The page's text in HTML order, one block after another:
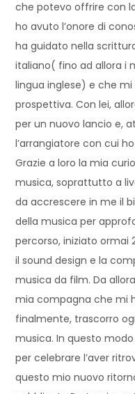
che potevo offrire con
ho avuto l’onore di
ha guidato nella
italiano( fino ad allora i
lingua inglese) e che
prospettiva. Con lei,
per un nuovo lancio e,
l’arrangiatore con cui
Grazie a loro la mia
musica, soprattutto a
da accrescere in me il
della musica per
percorso, iniziato ormai
il sound design e la
musica da film. Da
mia compagna che mi
finalmente, trascorro
musica. In questo
per celebrare l’aver
questo mio nuovo